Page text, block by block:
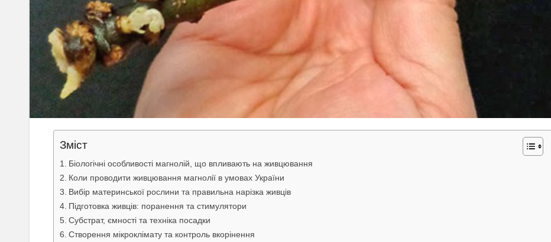
Зміст
Біологічні особливості магнолій, що впливають на живцювання
Коли проводити живцювання магнолії в умовах України
Вибір материнської рослини та правильна нарізка живців
Підготовка живців: поранення та стимулятори
Субстрат, ємності та техніка посадки
Створення мікроклімату та контроль вкорінення